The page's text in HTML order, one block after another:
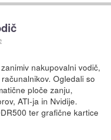
nakupovalni vodič,
Ogledali so
ploče zanju,
ATI-ja in Nvidije.
ter grafične kartice